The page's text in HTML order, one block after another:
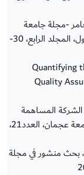
-مجلة جامعة
السلطان قابوس للدراسات القانونية ، العدد الأول، المجلد الرابع، 30-
Quantifying
Quality
المساهمة
العامة، مجلة العلوم القانونية، كلية القانون، جامعة عجمان، العدد21،
بحث منشور في مجلة